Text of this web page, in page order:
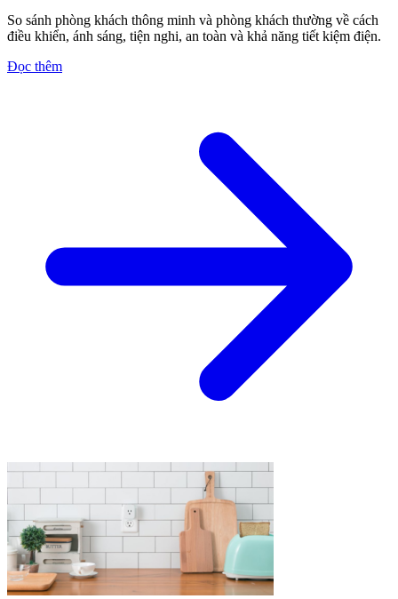
So sánh phòng khách thông minh và phòng khách thường về cách
điều khiển, ánh sáng, tiện nghi, an toàn và khả năng tiết kiệm điện.
Đọc thêm